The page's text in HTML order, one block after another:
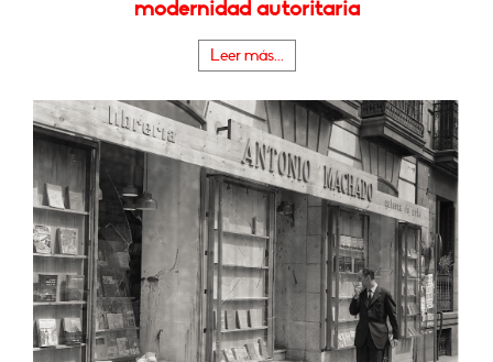
modernidad autoritaria
Leer más...